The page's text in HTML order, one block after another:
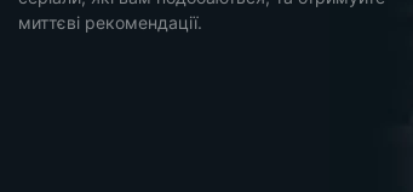
миттєві рекомендації.